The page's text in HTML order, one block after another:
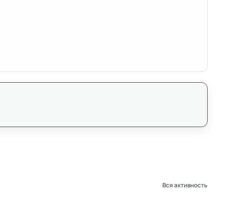
Вся активность